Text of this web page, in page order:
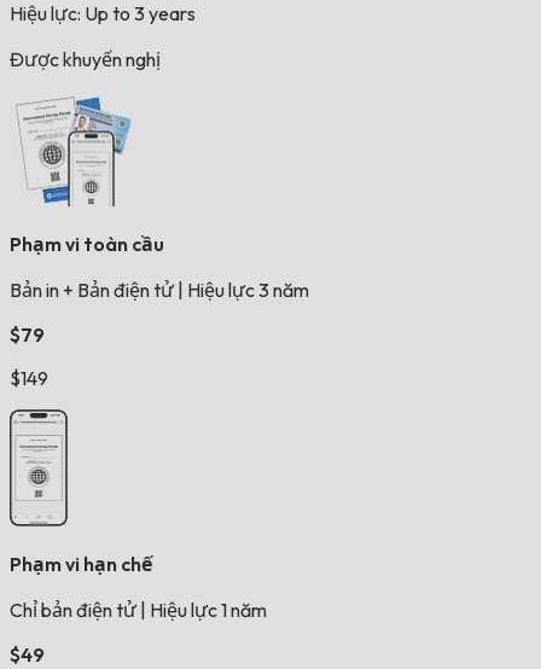
Hiệu lực: Up to 3 years
Được khuyến nghị
Phạm vi toàn cầu
Bản in + Bản điện tử Hiệu lực 3 năm
$79
$149
Phạm vi hạn chế
Chỉ bản điện tử Hiệu lực 1 năm
$49